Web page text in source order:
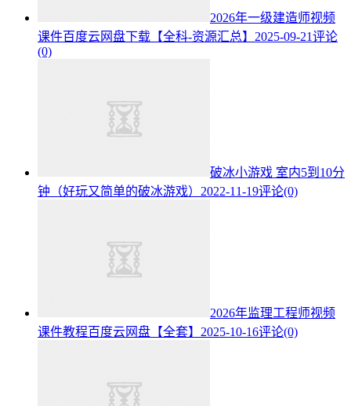
2026年一级建造师视频
课件百度云网盘下载【全科-资源汇总】 2025-09-21评论
(0)
破冰小游戏 室内5到10分
钟（好玩又简单的破冰游戏） 2022-11-19评论(0)
2026年监理工程师视频
课件教程百度云网盘【全套】 2025-10-16评论(0)